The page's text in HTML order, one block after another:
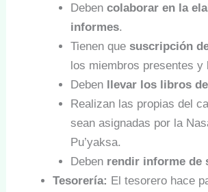
Deben colaborar en la
informes.
Tienen que suscripción
los miembros presentes y
Deben llevar los libros
Realizan las propias del
sean asignadas por la
Pu’yaksa.
Deben rendir informe de
Tesorería: El tesorero hace